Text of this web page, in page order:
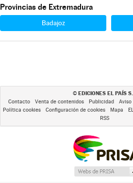
Provincias de Extremadura
Badajoz
© EDICIONES EL PAÍS
Contacto Venta de contenidos Publicidad Aviso
Política cookies
Configuración de cookies Mapa
RSS